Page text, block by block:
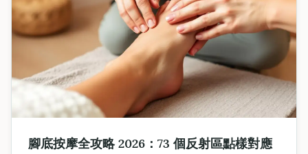
腳底按摩全攻略 2026：73 個反射區點樣對應